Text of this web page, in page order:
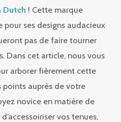
Dutch ! Cette marque
ses designs audacieux
pas de faire tourner
Dans cet article, nous vous
arborer fièrement cette
auprès de votre
novice en matière de
vos tenues,